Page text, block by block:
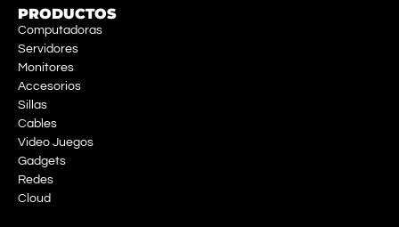
PRODUCTOS
Computadoras
Servidores
Monitores
Accesorios
Sillas
Cables
Video Juegos
Gadgets
Redes
Cloud